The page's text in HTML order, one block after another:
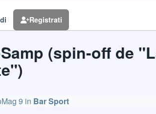
Registrati
(spin-off de
Mag 9 in Bar Sport